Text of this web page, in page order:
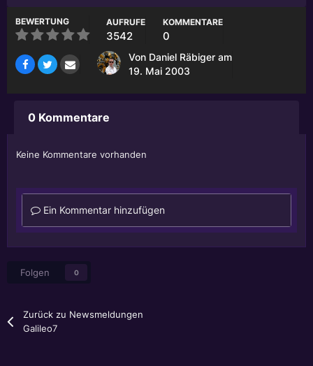
BEWERTUNG AUFRUFE
3542
KOMMENTARE
0
Von Daniel Räbiger am
19. Mai 2003
0 Kommentare
Keine Kommentare vorhanden
Ein Kommentar hinzufügen
Folgen 0
Zurück zu Newsmeldungen
Galileo7